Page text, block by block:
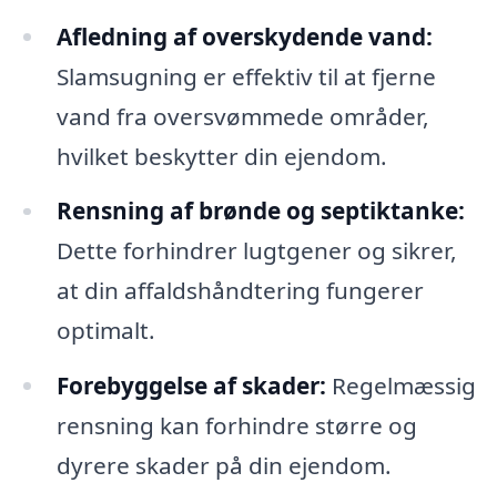
Afledning af overskydende vand:
Slamsugning er effektiv til at fjerne
vand fra oversvømmede områder,
hvilket beskytter din ejendom.
Rensning af brønde og septiktanke:
Dette forhindrer lugtgener og sikrer,
at din affaldshåndtering fungerer
optimalt.
Forebyggelse af skader: Regelmæssig
rensning kan forhindre større og
dyrere skader på din ejendom.